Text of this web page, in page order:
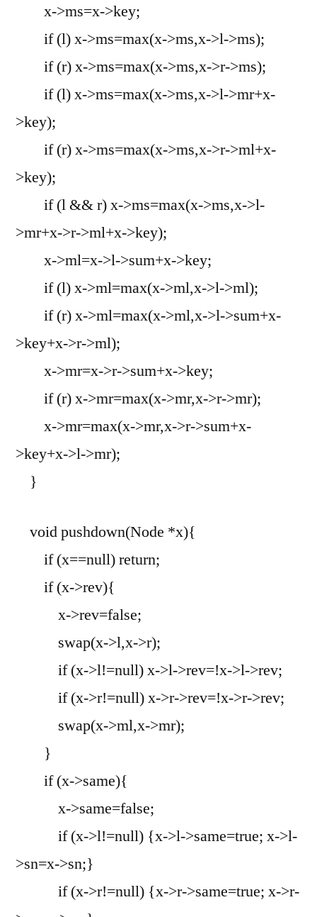
x->ms=x->key;
if (l) x->ms=max(x->ms,x->l->ms);
if (r) x->ms=max(x->ms,x->r->ms);
if (l) x->ms=max(x->ms,x->l->mr+x-
>key);
if (r) x->ms=max(x->ms,x->r->ml+x-
>key);
if (l && r) x->ms=max(x->ms,x->l-
>mr+x->r->ml+x->key);
x->ml=x->l->sum+x->key;
if (l) x->ml=max(x->ml,x->l->ml);
if (r) x->ml=max(x->ml,x->l->sum+x-
>key+x->r->ml);
x->mr=x->r->sum+x->key;
if (r) x->mr=max(x->mr,x->r->mr);
x->mr=max(x->mr,x->r->sum+x-
>key+x->l->mr);
}
void pushdown(Node *x){
if (x==null) return;
if (x->rev){
x->rev=false;
swap(x->l,x->r);
if (x->l!=null) x->l->rev=!x->l->rev;
if (x->r!=null) x->r->rev=!x->r->rev;
swap(x->ml,x->mr);
}
if (x->same){
x->same=false;
if (x->l!=null) {x->l->same=true; x->l-
>sn=x->sn;}
if (x->r!=null) {x->r->same=true; x->r-